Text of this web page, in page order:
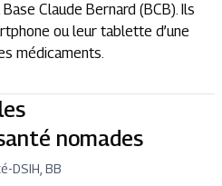
Claude Bernard (BCB). Ils
ou leur tablette d’une
médicaments.
nomades
-DSIH, BB